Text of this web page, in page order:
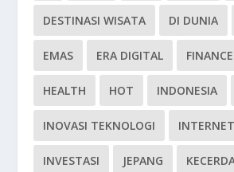
DESTINASI WISATA DI DUNIA
EMAS ERA DIGITAL FINANCE
HEALTH HOT INDONESIA
INOVASI TEKNOLOGI INTERNET
INVESTASI JEPANG